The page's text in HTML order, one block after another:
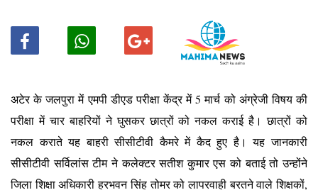
अटेर के जलपुरा में एमपी डीएड परीक्षा केंद्र में 5 मार्च को अंग्रेजी विषय की
परीक्षा में चार बाहरियों ने घुसकर छात्रों को नकल कराई है। छात्रों को
नकल कराते यह बाहरी सीसीटीवी कैमरे में कैद हुए है। यह जानकारी
सीसीटीवी सर्विलांस टीम ने कलेक्टर सतीश कुमार एस को बताई तो उन्होंने
जिला शिक्षा अधिकारी हरभवन सिंह तोमर को लापरवाही बरतने वाले शिक्षकों,